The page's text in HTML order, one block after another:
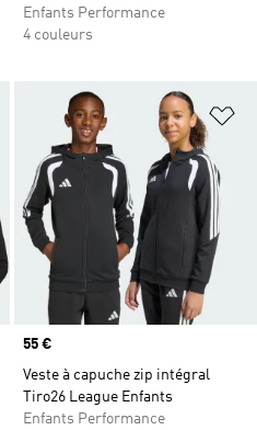
Enfants Performance
4 couleurs
Ajouter à la Liste de produits
Prix
55 €
Veste à capuche zip intégral
Tiro26 League Enfants
Enfants Performance